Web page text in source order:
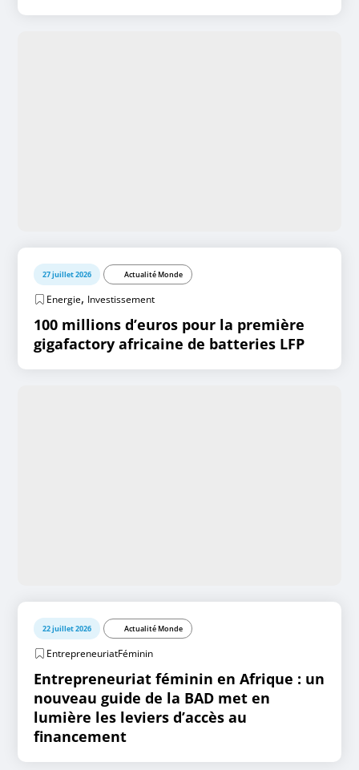
27 juillet 2026 Actualité Monde
Energie, Investissement
100 millions d’euros pour la première
gigafactory africaine de batteries LFP
22 juillet 2026 Actualité Monde
EntrepreneuriatFéminin
Entrepreneuriat féminin en Afrique : un
nouveau guide de la BAD met en
lumière les leviers d’accès au
financement